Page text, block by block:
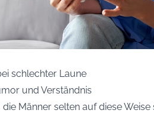
schlechter Laune
und Verständnis
Männer selten auf diese Weise